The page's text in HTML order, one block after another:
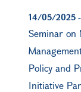
14/05/2025 -
Seminar on
Policy and
Initiative